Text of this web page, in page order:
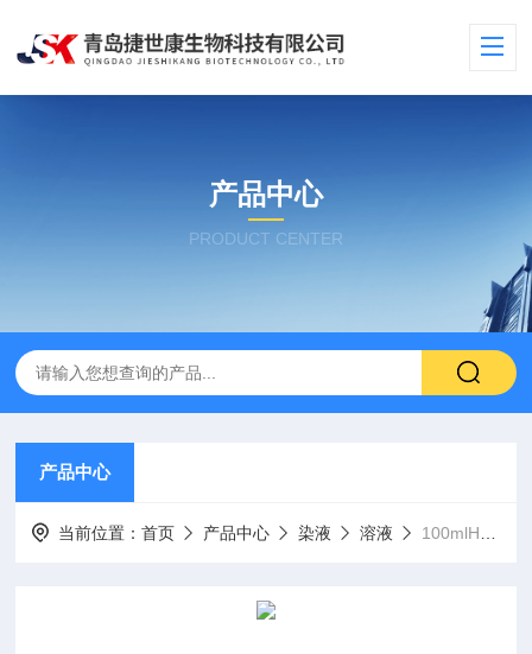
产品中心
PRODUCT CENTER
产品中心
当前位置：首页 产品中心 染液 溶液 100mlHEPES-KAc裂解缓冲液